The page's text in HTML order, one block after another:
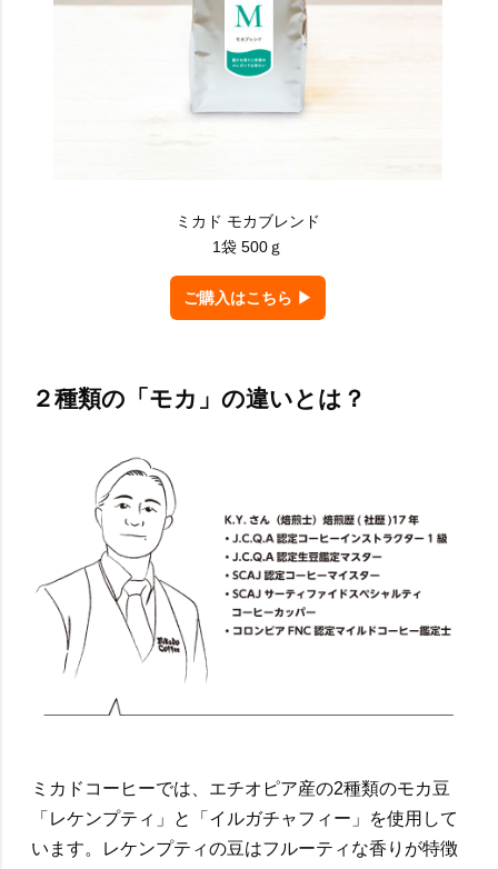
ミカド モカブレンド
1袋 500ｇ
ご購入はこちら ▶
２種類の「モカ」の違いとは？
ミカドコーヒーでは、エチオピア産の2種類のモカ豆
「レケンプティ」と「イルガチャフィー」を使用して
います。レケンプティの豆はフルーティな香りが特徴